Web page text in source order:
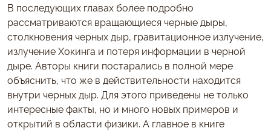
В последующих главах более подробно
рассматриваются вращающиеся черные дыры,
столкновения черных дыр, гравитационное излучение,
излучение Хокинга и потеря информации в черной
дыре. Авторы книги постарались в полной мере
объяснить, что же в действительности находится
внутри черных дыр. Для этого приведены не только
интересные факты, но и много новых примеров и
открытий в области физики. А главное в книге